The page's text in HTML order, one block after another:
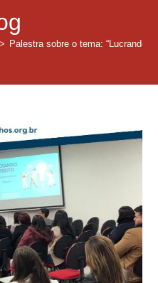
> Palestra sobre o tema: “Lucrando